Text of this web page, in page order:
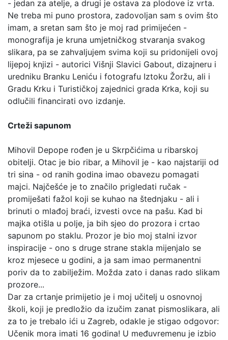
- jedan za atelje, a drugi je ostava za plodove iz vrta.
Ne treba mi puno prostora, zadovoljan sam s ovim što
imam, a sretan sam što je moj rad primijećen -
monografija je kruna umjetničkog stvaranja svakog
slikara, pa se zahvaljujem svima koji su pridonijeli ovoj
lijepoj knjizi - autorici Višnji Slavici Gabout, dizajneru i
uredniku Branku Leniću i fotografu Iztoku Žoržu, ali i
Gradu Krku i Turističkoj zajednici grada Krka, koji su
odlučili financirati ovo izdanje.
Crteži sapunom
Mihovil Depope rođen je u Skrpčićima u ribarskoj
obitelji. Otac je bio ribar, a Mihovil je - kao najstariji od
tri sina - od ranih godina imao obavezu pomagati
majci. Najčešće je to značilo prigledati ručak -
promiješati fažol koji se kuhao na štednjaku - ali i
brinuti o mlađoj braći, izvesti ovce na pašu. Kad bi
majka otišla u polje, ja bih sjeo do prozora i crtao
sapunom po staklu. Prozor je bio moj stalni izvor
inspiracije - ono s druge strane stakla mijenjalo se
kroz mjesece u godini, a ja sam imao permanentni
poriv da to zabilježim. Možda zato i danas rado slikam
prozore...
Dar za crtanje primijetio je i moj učitelj u osnovnoj
školi, koji je predložio da izučim zanat pismoslikara, ali
za to je trebalo ići u Zagreb, odakle je stigao odgovor:
Učenik mora imati 16 godina! U međuvremenu je izbio